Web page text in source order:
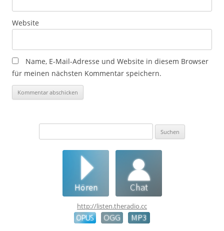
Website
Name, E-Mail-Adresse und Website in diesem Browser
für meinen nächsten Kommentar speichern.
http://listen.theradio.cc